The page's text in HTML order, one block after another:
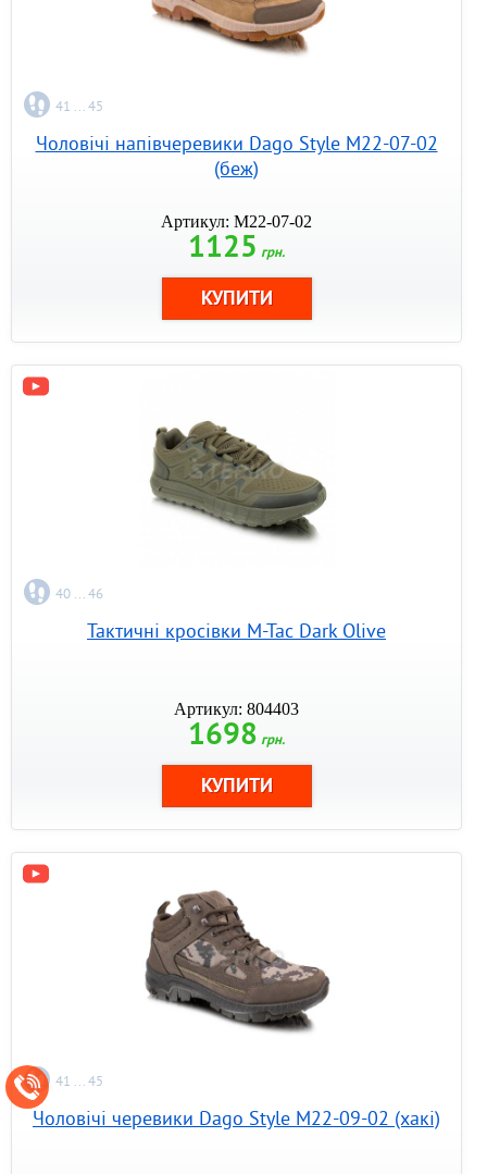
41 ... 45
Чоловічі напівчеревики Dago Style M22-07-02
(беж)
Артикул: M22-07-02
1125 грн.
40 ... 46
Тактичні кросівки M-Tac Dark Olive
Артикул: 804403
1698 грн.
41 ... 45
Чоловічі черевики Dago Style M22-09-02 (хакі)